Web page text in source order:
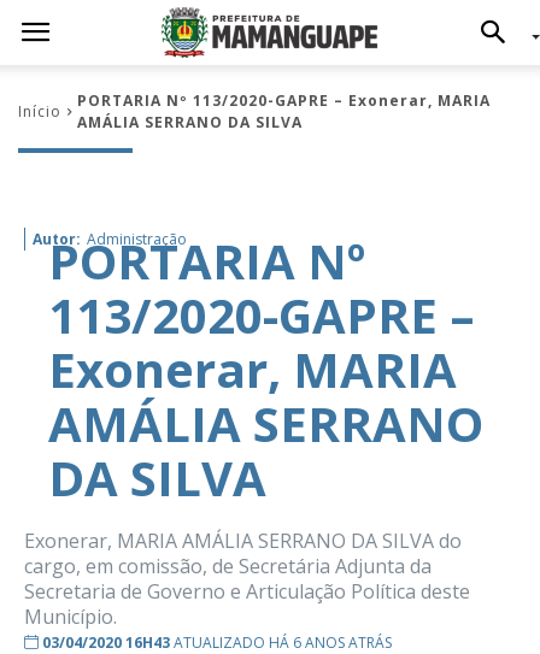
Início
PORTARIA Nº 113/2020-GAPRE – Exonerar, MARIA
AMÁLIA SERRANO DA SILVA
Autor: Administração
PORTARIA Nº
113/2020-GAPRE –
Exonerar, MARIA
AMÁLIA SERRANO
DA SILVA
Exonerar, MARIA AMÁLIA SERRANO DA SILVA do
cargo, em comissão, de Secretária Adjunta da
Secretaria de Governo e Articulação Política deste
Município.
03/04/2020 16H43ATUALIZADO HÁ 6 ANOS ATRÁS